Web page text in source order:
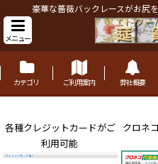
豪華な薔薇バックレースがお尻
メニュー
カテゴリ ご利用案内 弊社概要
各種クレジットカードがご
利用可能
クロネ